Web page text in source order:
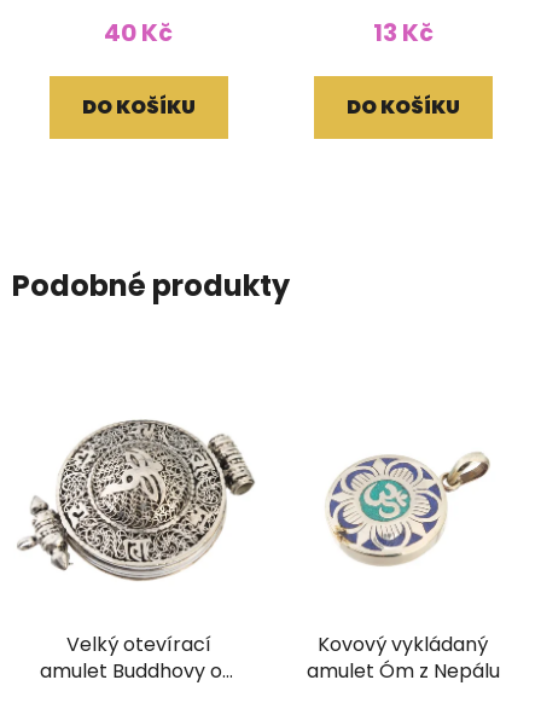
40 Kč
DO KOŠÍKU
13 Kč
DO KOŠÍKU
Podobné produkty
Velký otevírací
amulet Buddhovy oči
Kovový vykládaný
amulet Óm z Nepálu